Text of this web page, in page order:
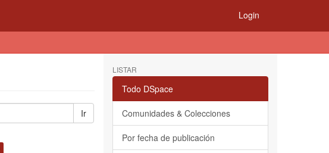
Login
Ir
LISTAR
Todo DSpace
Comunidades & Colecciones
Por fecha de publicación